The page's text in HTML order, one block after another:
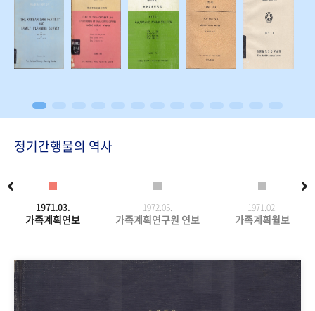
정기간행물의 역사
1971.03.
가족계획연보
1972.05.
가족계획연구원 연보
1971.02.
가족계획월보